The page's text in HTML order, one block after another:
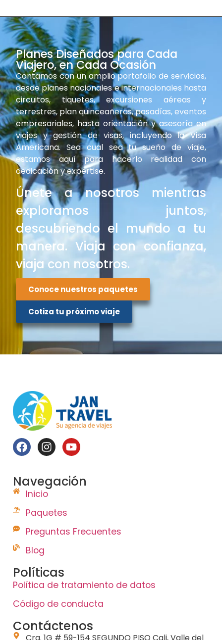
Venció !
Planes Diseñados para Cada
Viajero, en Cada Ocasión
Contamos con un amplio portafolio de servicios,
desde planes nacionales e internacionales hasta
circuitos, tiquetes, excursiones aéreas y
terrestres, plan quinceañeras, pasadías, eventos
empresariales, hasta orientación y asesoría en
viajes y gestión de visas, incluyendo la Visa
Americana. Sea cual sea tu sueño de viaje,
estamos aquí para hacerlo realidad con
dedicación y expertise.
Únete a nosotros mientras
exploramos juntos,
descubriendo el mundo a tu
manera. Viaja con confianza,
viaja con nosotros.
Conoce nuestros paquetes
Cotiza tu próximo viaje
Navegación
Inicio
Paquetes
Preguntas Frecuentes
Blog
Políticas
Política de tratamiento de datos
Código de conducta
Contáctenos
Cra. 1G # 59-154 SEGUNDO PISO Cali, Valle del